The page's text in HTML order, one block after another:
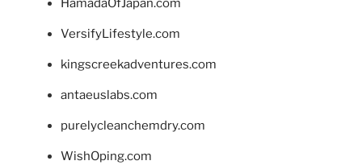
HamadaOfJapan.com
VersifyLifestyle.com
kingscreekadventures.com
antaeuslabs.com
purelycleanchemdry.com
WishOping.com